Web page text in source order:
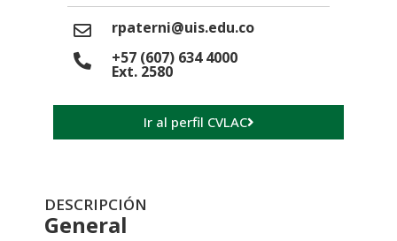
rpaterni@uis.edu.co
+57 (607) 634 4000
Ext. 2580
Ir al perfil CVLAC
DESCRIPCIÓN
General